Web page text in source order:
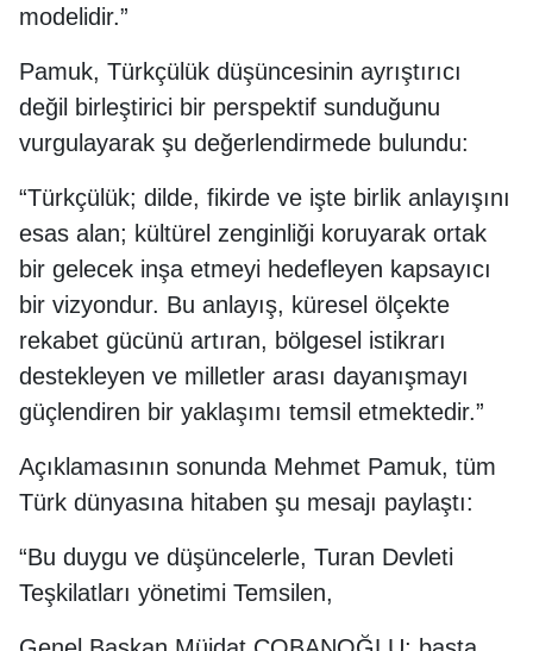
modelidir.”
Pamuk, Türkçülük düşüncesinin ayrıştırıcı
değil birleştirici bir perspektif sunduğunu
vurgulayarak şu değerlendirmede bulundu:
“Türkçülük; dilde, fikirde ve işte birlik anlayışını
esas alan; kültürel zenginliği koruyarak ortak
bir gelecek inşa etmeyi hedefleyen kapsayıcı
bir vizyondur. Bu anlayış, küresel ölçekte
rekabet gücünü artıran, bölgesel istikrarı
destekleyen ve milletler arası dayanışmayı
güçlendiren bir yaklaşımı temsil etmektedir.”
Açıklamasının sonunda Mehmet Pamuk, tüm
Türk dünyasına hitaben şu mesajı paylaştı:
“Bu duygu ve düşüncelerle, Turan Devleti
Teşkilatları yönetimi Temsilen,